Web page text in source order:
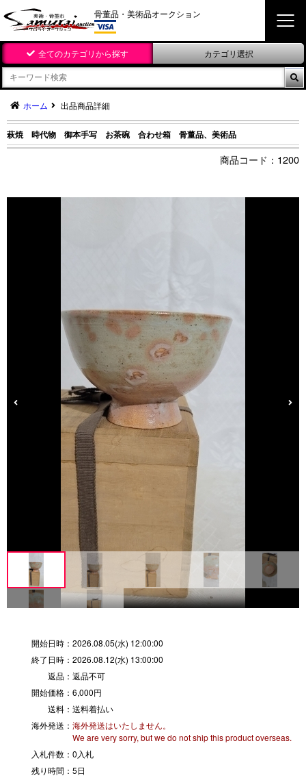
骨董品・美術品オークション
全てのカテゴリから探す カテゴリ選択

ホーム 出品商品詳細
萩焼 時代物 御本手写 お茶碗 合わせ箱 骨董品、美術品
1200
開始日時： 2026.08.05(水) 12:00:00
終了日時： 2026.08.12(水) 13:00:00
返品： 返品不可
開始価格： 6,000円
送料： 送料着払い
海外発送： 海外発送はいたしません。
We are very sorry, but we do not ship this product overseas.
入札件数： 0入札
残り時間： 5日